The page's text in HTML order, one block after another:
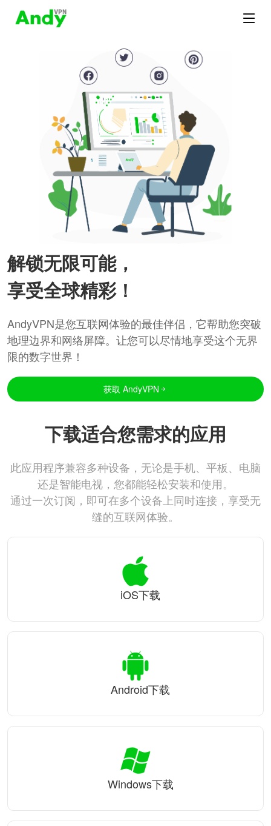
解锁无限可能，
享受全球精彩！
AndyVPN是您互联网体验的最佳伴侣，它帮助您突破
地理边界和网络屏障。让您可以尽情地享受这个无界
限的数字世界！
获取 AndyVPN
下载适合您需求的应用
此应用程序兼容多种设备，无论是手机、平板、电脑
还是智能电视，您都能轻松安装和使用。
通过一次订阅，即可在多个设备上同时连接，享受无
缝的互联网体验。
iOS下载
Android下载
Windows下载